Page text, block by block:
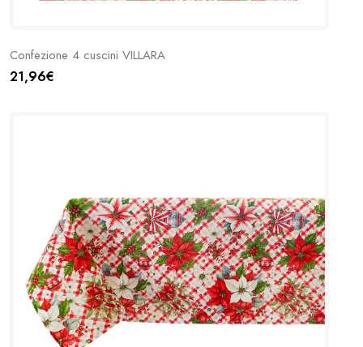
Confezione 4 cuscini VILLARA
21,96€